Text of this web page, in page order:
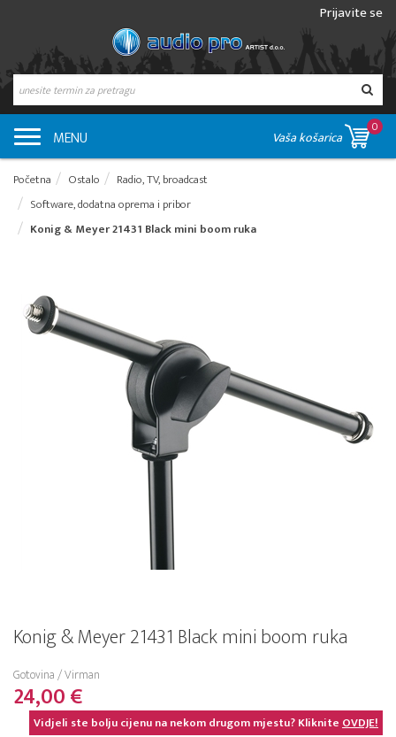
Prijavite se
MENU Vaša košarica
0
Početna Ostalo
Radio, TV, broadcast
Software, dodatna oprema i pribor
Konig & Meyer 21431 Black mini boom ruka
Konig & Meyer 21431 Black mini boom ruka
Gotovina / Virman
24,00 €
Vidjeli ste bolju cijenu na nekom drugom mjestu? KlikniteOVDJE!